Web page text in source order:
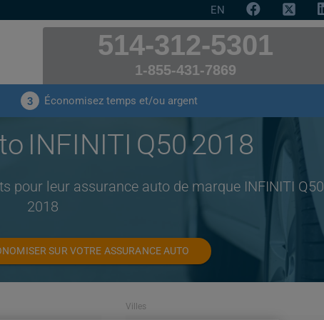
EN
514-312-5301
1-855-431-7869
3 Économisez temps et/ou argent
INFINITI Q50 2018
pour leur assurance auto de marque INFINITI Q50
2018
SUR VOTRE ASSURANCE AUTO
Villes